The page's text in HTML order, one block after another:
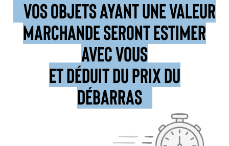
VOS OBJETS AYANT UNE VALEUR
MARCHANDE SERONT ESTIMER
AVEC VOUS
ET DÉDUIT DU PRIX DU
DÉBARRAS